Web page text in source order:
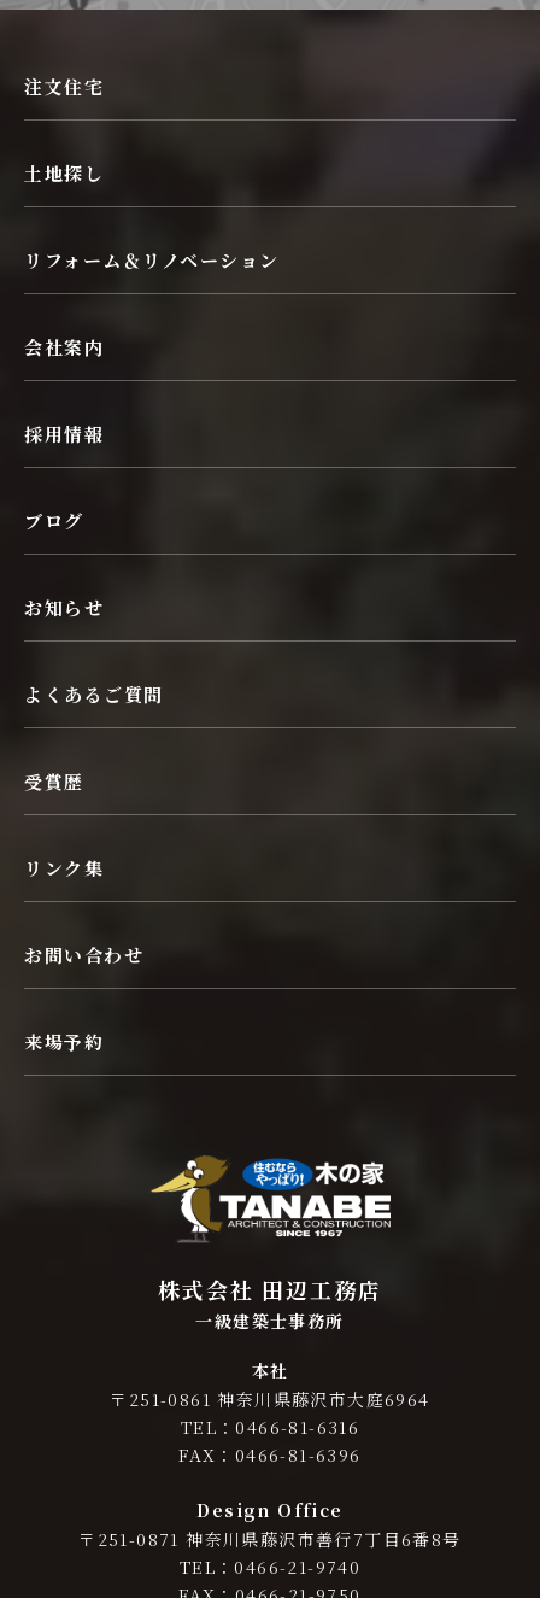
注文住宅
土地探し
リフォーム＆リノベーション
会社案内
採用情報
ブログ
お知らせ
よくあるご質問
受賞歴
リンク集
お問い合わせ
来場予約
株式会社 田辺工務店
一級建築士事務所
本社
〒251-0861 神奈川県藤沢市大庭6964
TEL：0466-81-6316
FAX：0466-81-6396
Design Office
〒251-0871 神奈川県藤沢市善行7丁目6番8号
TEL：0466-21-9740